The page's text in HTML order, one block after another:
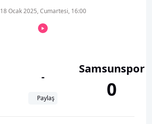
18 Ocak 2025, Cumartesi, 16:00
-
Paylaş
Samsunspor
0